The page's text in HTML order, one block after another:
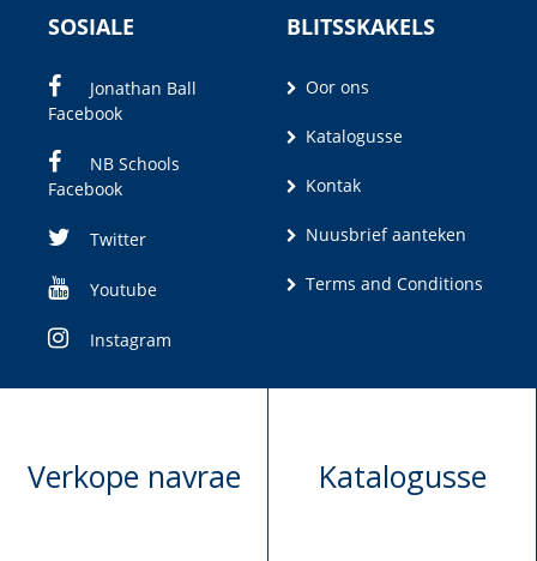
SOSIALE
Jonathan Ball
Facebook
NB Schools
Facebook
Twitter
Youtube
Instagram
BLITSSKAKELS
Oor ons
Katalogusse
Kontak
Nuusbrief aanteken
Terms and Conditions
Verkope navrae Katalogusse